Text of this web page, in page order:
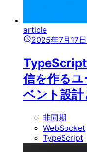
article
2025年7月17日
信を作るユ
ベント設計
非同期
WebSocket
TypeScript